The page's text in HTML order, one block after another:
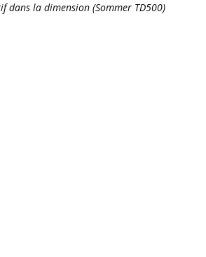
dans la dimension (Sommer TD500)